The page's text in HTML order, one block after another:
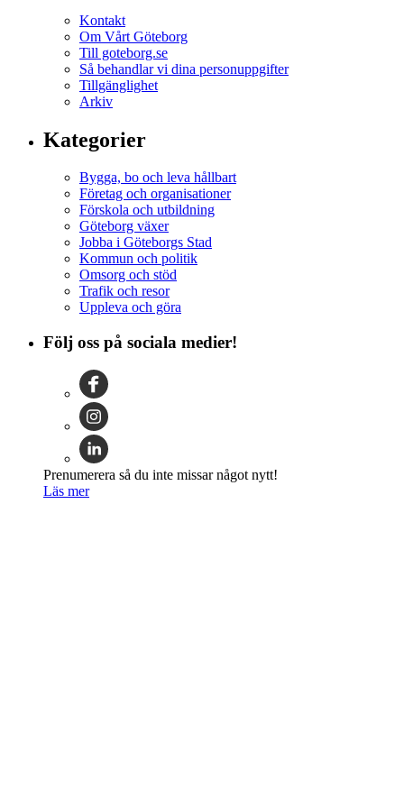
Kontakt
Om Vårt Göteborg
Till goteborg.se
Så behandlar vi dina personuppgifter
Tillgänglighet
Arkiv
Kategorier
Bygga, bo och leva hållbart
Företag och organisationer
Förskola och utbildning
Göteborg växer
Jobba i Göteborgs Stad
Kommun och politik
Omsorg och stöd
Trafik och resor
Uppleva och göra
Följ oss på sociala medier!
Prenumerera så du inte missar något nytt!
Läs mer